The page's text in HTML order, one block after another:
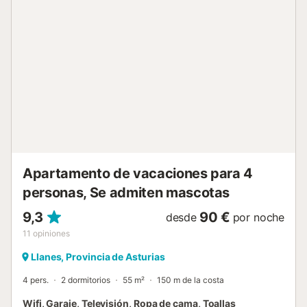
Apartamento de vacaciones para 4
personas, Se admiten mascotas
9,3
11 opiniones
desde 90 € por noche
Llanes, Provincia de Asturias
4 pers. 2 dormitorios 55 m² 150 m de la costa
Wifi, Garaje, Televisión, Ropa de cama, Toallas